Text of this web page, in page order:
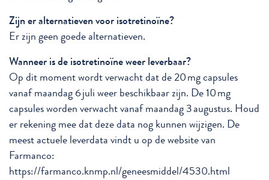
Zijn er alternatieven voor isotretinoïne?
Er zijn geen goede alternatieven.
Wanneer is de isotretinoïne weer leverbaar?
Op dit moment wordt verwacht dat de 20 mg capsules
vanaf maandag 6 juli weer beschikbaar zijn. De 10 mg
capsules worden verwacht vanaf maandag 3 augustus. Houd
er rekening mee dat deze data nog kunnen wijzigen. De
meest actuele leverdata vindt u op de website van
Farmanco:
https://farmanco.knmp.nl/geneesmiddel/4530.html